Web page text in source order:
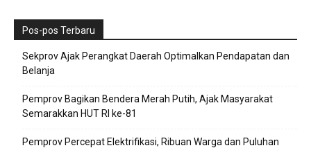
Pos-pos Terbaru
Sekprov Ajak Perangkat Daerah Optimalkan Pendapatan dan
Belanja
Pemprov Bagikan Bendera Merah Putih, Ajak Masyarakat
Semarakkan HUT RI ke-81
Pemprov Percepat Elektrifikasi, Ribuan Warga dan Puluhan